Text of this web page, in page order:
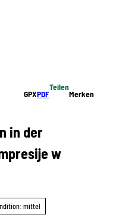
GPXPDF
Teilen
Merken
in der
w
mittel